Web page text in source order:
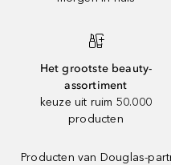
Het grootste beauty-
assortiment
keuze uit ruim 50.000
producten
Producten van Douglas-